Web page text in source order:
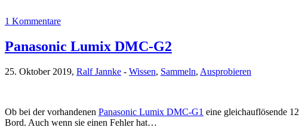
1 Kommentare
Panasonic Lumix DMC-G2
25. Oktober 2019, Ralf Jannke - Wissen, Sammeln, Ausprobieren
Ob bei der vorhandenen Panasonic Lumix DMC-G1 eine gleichauflösende
Bord. Auch wenn sie einen Fehler hat…